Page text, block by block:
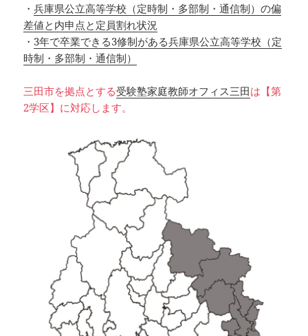
・兵庫県公立高等学校（定時制・多部制・通信制）の偏
差値と内申点と定員割れ状況
・ 3年で卒業できる3修制がある兵庫県公立高等学校（定
時制・多部制・通信制）
三田市を拠点とする受験塾家庭教師オフィス三田は【第
2学区】に対応します。